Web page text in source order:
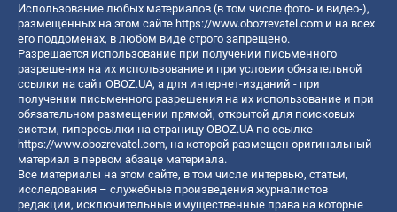
Использование любых материалов (в том числе фото- и видео-),
размещенных на этом сайте https://www.obozrevatel.com и на всех
его поддоменах, в любом виде строго запрещено.
Разрешается использование при получении письменного
разрешения на их использование и при условии обязательной
ссылки на сайт OBOZ.UA, а для интернет-изданий - при
получении письменного разрешения на их использование и при
обязательном размещении прямой, открытой для поисковых
систем, гиперссылки на страницу OBOZ.UA по ссылке
https://www.obozrevatel.com, на которой размещен оригинальный
материал в первом абзаце материала.
Все материалы на этом сайте, в том числе интервью, статьи,
исследования – служебные произведения журналистов
редакции, исключительные имущественные права на которые